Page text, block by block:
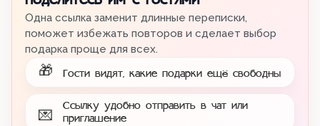
Одна ссылка заменит длинные переписки,
поможет избежать повторов и сделает выбор
подарка проще для всех.
🎁 Гости видят, какие подарки ещё свободны
💌
Ссылку удобно отправить в чат или
приглашение